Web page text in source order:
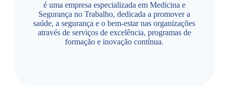
é uma empresa especializada em Medicina e
Segurança no Trabalho, dedicada a promover a
saúde, a segurança e o bem-estar nas organizações
através de serviços de excelência, programas de
formação e inovação contínua.